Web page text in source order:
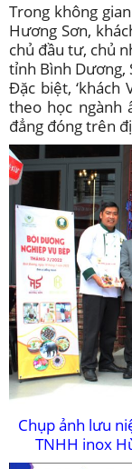
Trong không
Hương Sơn,
chủ đầu tư, chủ
tỉnh Bình Dương,
Đặc biệt, ‘khách
theo học ngành
đẳng đóng trên
Chụp ảnh lưu
TNHH inox